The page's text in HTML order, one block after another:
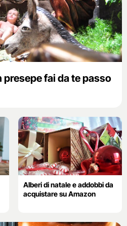
fai da te passo
Alberi di natale e addobbi da
acquistare su Amazon